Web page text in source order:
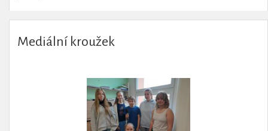
Mediální kroužek